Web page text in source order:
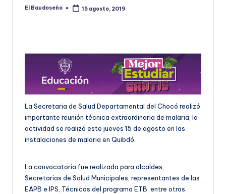
Publicado
El Baudoseño 15 agosto, 2019
La Secretaria de Salud Departamental del Chocó realizó
importante reunión técnica extraordinaria de malaria, la
actividad se realizó este jueves 15 de agosto en las
instalaciones de malaria en Quibdó.
La convocatoria fue realizada para alcaldes,
Secretarias de Salud Municipales, representantes de las
EAPB e IPS, Técnicos del programa ETB, entre otros.